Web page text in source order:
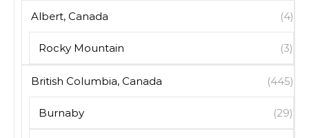
Albert, Canada (4)
Rocky Mountain (3)
British Columbia, Canada (445)
Burnaby (29)